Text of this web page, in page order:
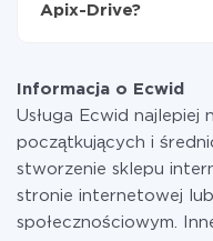
przekazywana z
w razie potrzeby
informacji o taryfach.
Apix-Drive?
Informacja o Ecwid
Usługa Ecwid najlepiej
początkujących i
stworzenie sklepu
stronie internetowej
społecznościowym.